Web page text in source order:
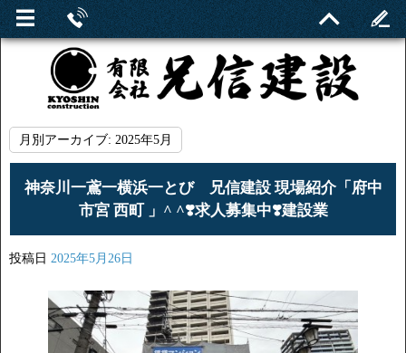
月別アーカイブ: 2025年5月
神奈川一鳶一横浜一とび 兄信建設 現場紹介「府中
市宮 西町 」^ ^❣️求人募集中❣️建設業
投稿日 2025年5月26日